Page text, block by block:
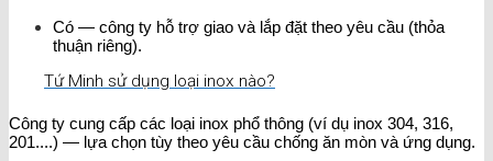
Có — công ty hỗ trợ giao và lắp đặt theo yêu cầu (thỏa
thuận riêng).
Tứ Minh sử dụng loại inox nào?
Công ty cung cấp các loại inox phổ thông (ví dụ inox 304, 316,
201....) — lựa chọn tùy theo yêu cầu chống ăn mòn và ứng dụng.